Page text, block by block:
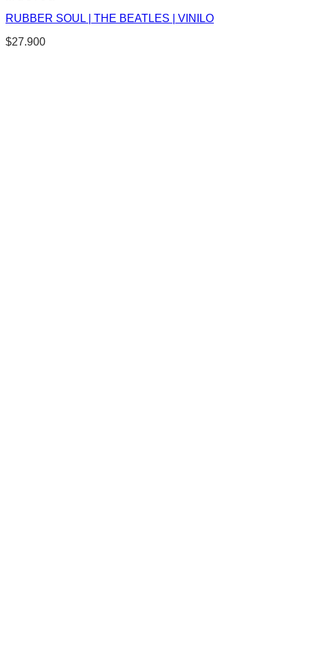
RUBBER SOUL | THE BEATLES | VINILO
$27.900